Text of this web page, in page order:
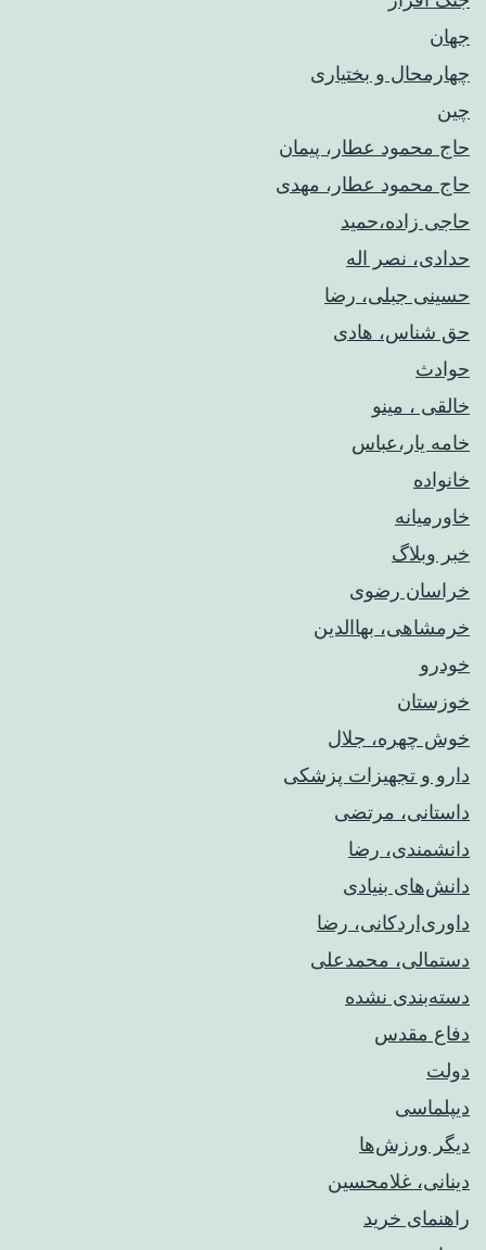
جهان
چهارمحال و بختیاری
چین
حاج محمود عطار، پیمان
حاج محمود عطار، مهدی
حاجی زاده،حمید
حدادی، نصر اله
حسینی جبلی، رضا
حق شناس، هادی
حوادث
خالقی ، مینو
خامه یار،عباس
خانواده
خاورمیانه
خبر وبلاگ
خراسان رضوی
خرمشاهی، بهاالدین
خودرو
خوزستان
خوش چهره، جلال
دارو و تجهیزات پزشکی
داستانی، مرتضی
دانشمندی، رضا
دانش‌های بنیادی
داوری‌اردکانی، رضا
دستمالی، محمدعلی
دسته‌بندی نشده
دفاع مقدس
دولت
دیپلماسی
دیگر ورزش‌ها
دینانی، غلامحسین
راهنمای خريد